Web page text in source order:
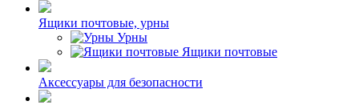
Ящики почтовые, урны
Урны
Ящики почтовые
Аксессуары для безопасности